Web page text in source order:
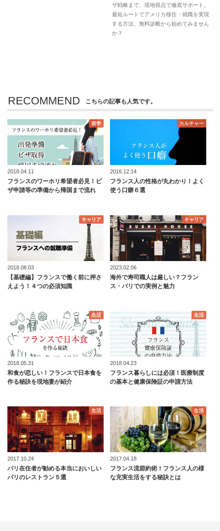
ザ戦略まで、現地視点で徹底サポート。
最短ルートでアメリカ移住・就職を実現
する方法、無料診断から始めてみません
か？
RECOMMEND こちらの記事も人気です。
留学
2018.04.11
フランスのワーホリ希望者必見！ビ
ザ申請等の準備から帰国まで流れ
カルチャー
2016.12.14
フランス人の性格が丸わかり！よく
使う口癖６選
キャリア
2018.08.03
【基礎編】フランスで働く前に押さ
えよう！４つの必須知識
キャリア
2023.02.06
海外で寿司職人は厳しい？フラン
ス・パリでの実例と魅力
生活
2018.05.31
和食が恋しい！フランスで日本食を
作る秘訣を現地妻が紹介
生活
2018.04.23
フランス暮らしには必須！医療制度
の基本と健康保険証の申請方法
生活
2017.10.24
パリ在住者が勧める本当においしい
パリのレストラン５選
生活
2017.04.18
フランス流節約術！フランス人の様
な充実生活をする秘訣とは